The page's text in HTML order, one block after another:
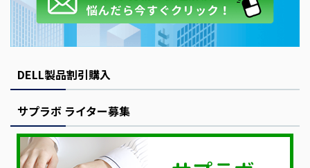
DELL製品割引購入
サプラボ ライター募集